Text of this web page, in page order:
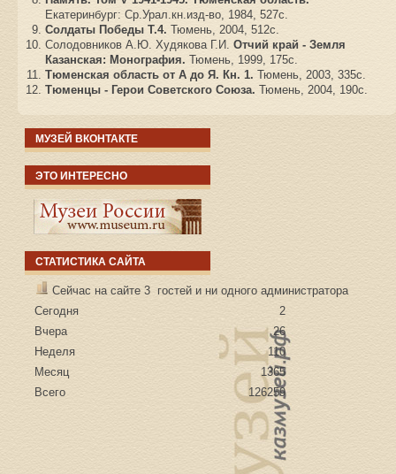
Екатеринбург: Ср.Урал.кн.изд-во, 1984, 527с.
Солдаты Победы Т.4. Тюмень, 2004, 512с.
Солодовников А.Ю. Худякова Г.И. Отчий край - Земля
Казанская: Монография. Тюмень, 1999, 175с.
Тюменская область от А до Я. Кн. 1. Тюмень, 2003, 335с.
Тюменцы - Герои Советского Союза. Тюмень, 2004, 190с.
МУЗЕЙ ВКОНТАКТЕ
ЭТО ИНТЕРЕСНО
СТАТИСТИКА САЙТА
Сейчас на сайте 3 гостей и ни одного администратора
Сегодня
2
Вчера
26
Неделя
110
Месяц
1365
Всего
126259